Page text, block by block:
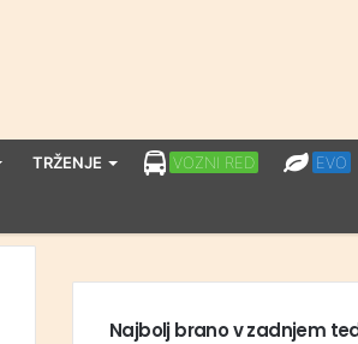
TRŽENJE LPP
VOZNI RED EVO
EVO
Najbolj brano v zadnjem